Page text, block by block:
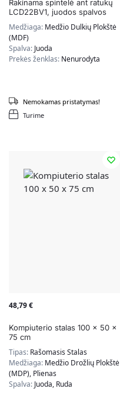
Rakinama spintelė ant ratukų
LCD22BV1, juodos spalvos
Medžiaga: Medžio Dulkių Plokštė
(MDF)
Spalva: Juoda
Prekės ženklas: Nenurodyta
Turime
Nemokamas pristatymas!
48,79€
Kompiuterio stalas 100 x 50 x
75 cm
Tipas: Rašomasis Stalas
Medžiaga: Medžio Drožlių Plokštė
(MDP), Plienas
Spalva: Juoda, Ruda